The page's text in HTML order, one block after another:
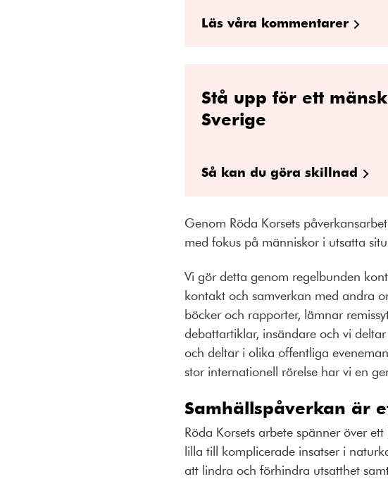
Läs våra kommentarer
Stå upp för ett
Sverige
Så kan du göra skillnad
Genom Röda Korsets
med fokus på människor i utsatta
Vi gör detta genom regelbunden
kontakt och samverkan med andra
böcker och rapporter, lämnar
debattartiklar, insändare och vi
och deltar i olika offentliga
stor internationell rörelse har vi en
Samhällspåverkan är
Röda Korsets arbete spänner över
lilla till komplicerade insatser i
att lindra och förhindra utsatthet